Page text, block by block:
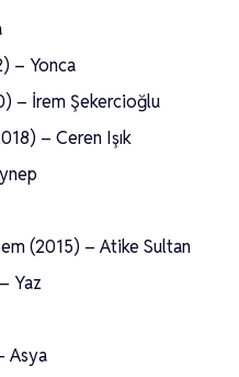
– Yonca
– İrem Şekercioğlu
– Ceren Işık
(2015) – Atike Sultan
Yaz
Asya